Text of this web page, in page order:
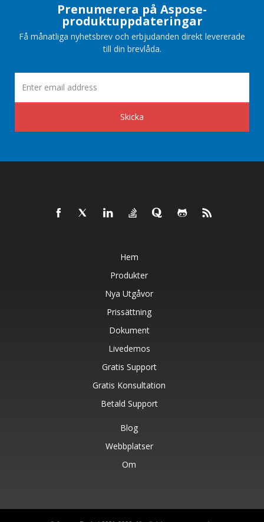
Prenumerera på Aspose-
produktuppdateringar
Få månatliga nyhetsbrev och erbjudanden direkt levererade
till din brevlåda.
Skicka
Hem
Produkter
Nya Utgåvor
Prissättning
Dokument
Livedemos
Gratis Support
Gratis Konsultation
Betald Support
Blog
Webbplatser
Om